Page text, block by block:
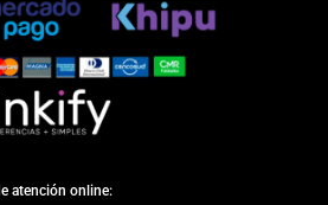
atención online: